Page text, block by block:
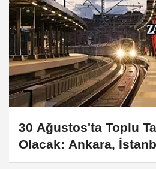
30 Ağustos'ta Toplu
Olacak: Ankara,
Hangi Hatlar